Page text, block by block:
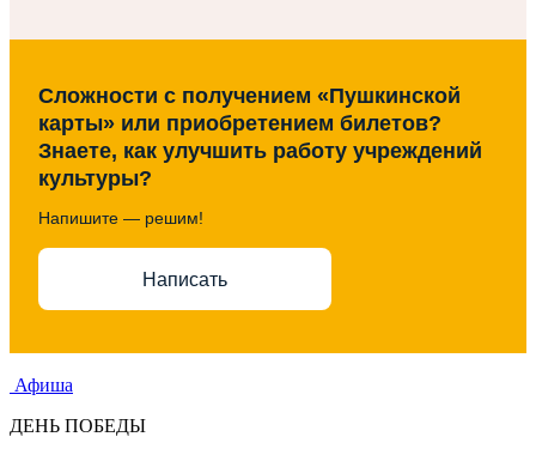
Сложности с получением «Пушкинской
карты» или приобретением билетов?
Знаете, как улучшить работу учреждений
культуры?
Напишите — решим!
Написать
Афиша
ДЕНЬ ПОБЕДЫ